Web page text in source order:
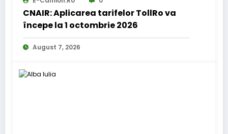
CNAIR: Aplicarea tarifelor TollRo va
începe la 1 octombrie 2026
August 7, 2026